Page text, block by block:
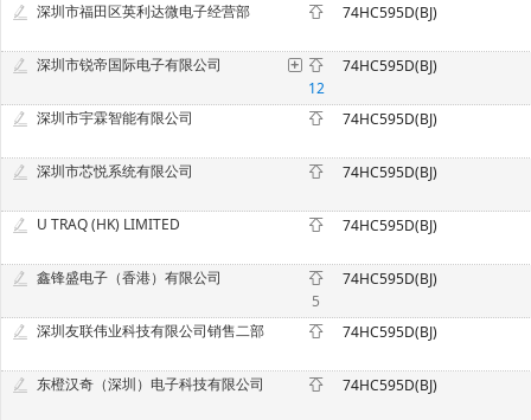
深圳市福田区英利达微电子经营部 74HC595D(BJ)
深圳市锐帝国际电子有限公司
12
74HC595D(BJ)
深圳市宇霖智能有限公司 74HC595D(BJ)
深圳市芯悦系统有限公司 74HC595D(BJ)
U TRAQ (HK) LIMITED 74HC595D(BJ)
鑫锋盛电子（香港）有限公司
5
74HC595D(BJ)
深圳友联伟业科技有限公司销售二部 74HC595D(BJ)
东橙汉奇（深圳）电子科技有限公司 74HC595D(BJ)